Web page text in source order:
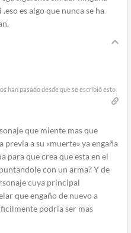
es algo que nunca se ha
han pasado desde que se escribió esto
que miente mas que
previa a su «muerte» ya engaña
para que crea que esta en el
con un arma? Y de
cuya principal
que engaño de nuevo a
podria ser mas